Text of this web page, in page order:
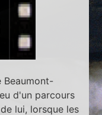
Beaumont-
d'un parcours
lui, lorsque les